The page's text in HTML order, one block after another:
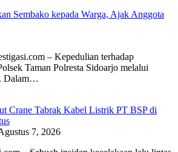
Sembako kepada Warga, Ajak Anggota
– Kepedulian terhadap
Taman Polresta Sidoarjo melalui
Dalam…
Crane Tabrak Kabel Listrik PT BSP di
7, 2026